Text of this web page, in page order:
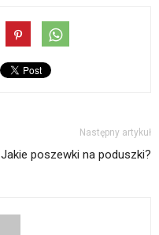
Następny artykuł
Jakie poszewki na poduszki?